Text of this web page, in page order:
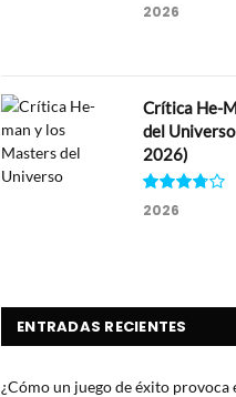
8
2026
Crítica He-
del
2026)
7.5
2026
ENTRADAS RECIENTES
¿Cómo un juego de éxito provoca